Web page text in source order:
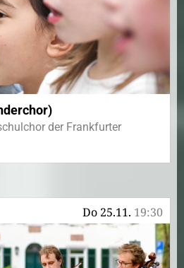
der Frankfurter
Do 25.11. 19:30